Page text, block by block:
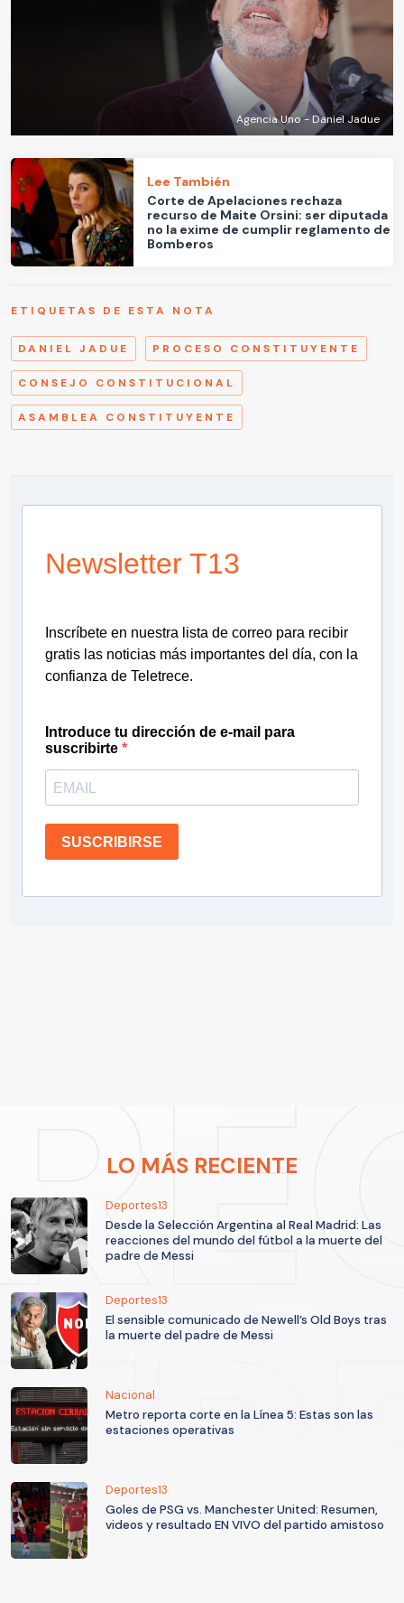
Agencia Uno - Daniel Jadue
Lee También
Corte de Apelaciones rechaza
recurso de Maite Orsini: ser diputada
no la exime de cumplir reglamento de
Bomberos
ETIQUETAS DE ESTA NOTA
DANIEL JADUE PROCESO CONSTITUYENTE
CONSEJO CONSTITUCIONAL
ASAMBLEA CONSTITUYENTE
Newsletter T13
Inscríbete en nuestra lista de correo para recibir
gratis las noticias más importantes del día, con la
confianza de Teletrece.
Introduce tu dirección de e-mail para
suscribirte
SUSCRIBIRSE
LO MÁS RECIENTE
Deportes13
Desde la Selección Argentina al Real Madrid: Las
reacciones del mundo del fútbol a la muerte del
padre de Messi
Deportes13
El sensible comunicado de Newell’s Old Boys tras
la muerte del padre de Messi
Nacional
Metro reporta corte en la Línea 5: Estas son las
estaciones operativas
Deportes13
Goles de PSG vs. Manchester United: Resumen,
videos y resultado EN VIVO del partido amistoso